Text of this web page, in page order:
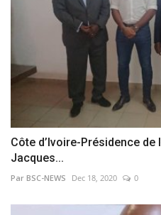
Côte d’Ivoire-Présidence de
Jacques...
Par BSC-NEWS Dec 18, 2020 0